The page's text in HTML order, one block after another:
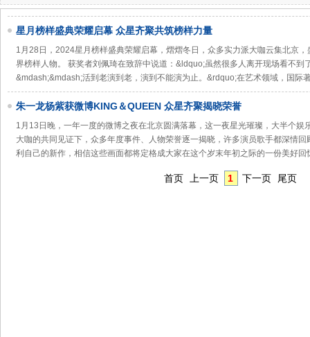
星月榜样盛典荣耀启幕 众星齐聚共筑榜样力量
1月28日，2024星月榜样盛典荣耀启幕，熠熠冬日，众多实力派大咖云集北京
界榜样人物。 获奖者刘佩琦在致辞中说道：&ldquo;虽然很多人离开现场看不到
&mdash;&mdash;活到老演到老，演到不能演为止。&rdquo;在艺术领域，国际
朱一龙杨紫获微博KING＆QUEEN 众星齐聚揭晓荣誉
1月13日晚，一年一度的微博之夜在北京圆满落幕，这一夜星光璀璨，大半个娱
大咖的共同见证下，众多年度事件、人物荣誉逐一揭晓，许多演员歌手都深情
利自己的新作，相信这些画面都将定格成大家在这个岁末年初之际的一份美好回
首页 上一页 1 下一页 尾页